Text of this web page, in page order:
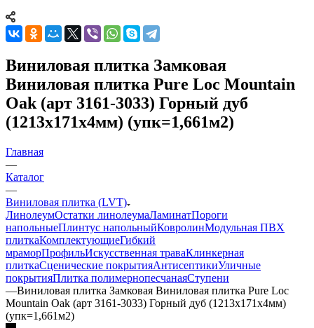
Виниловая плитка Замковая
Виниловая плитка Pure Loc Mountain
Oak (арт 3161-3033) Горный дуб
(1213х171х4мм) (упк=1,661м2)
Главная
—
Каталог
—
Виниловая плитка (LVT)
ЛинолеумОстатки линолеумаЛаминатПороги
напольныеПлинтус напольныйКовролинМодульная ПВХ
плиткаКомплектующиеГибкий
мраморПрофильИскусственная траваКлинкерная
плиткаСценические покрытияАнтисептикиУличные
покрытияПлитка полимернопесчанаяСтупени
—Виниловая плитка Замковая Виниловая плитка Pure Loc
Mountain Oak (арт 3161-3033) Горный дуб (1213х171х4мм)
(упк=1,661м2)